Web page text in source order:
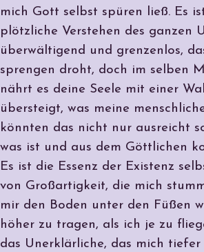
mich Gott selbst spüren ließ. Es
plötzliche Verstehen des ganzen
überwältigend und grenzenlos,
sprengen droht, doch im selben
nährt es deine Seele mit einer
übersteigt, was meine
könnten das nicht nur ausreicht
was ist und aus dem Göttlichen
Es ist die Essenz der Existenz
von Großartigkeit, die mich
mir den Boden unter den Füßen
höher zu tragen, als ich je zu
das Unerklärliche, das mich tiefer